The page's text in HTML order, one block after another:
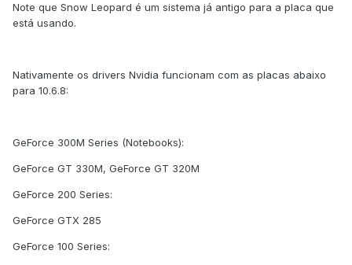
Note que Snow Leopard é um sistema já antigo para a placa que
está usando.
Nativamente os drivers Nvidia funcionam com as placas abaixo
para 10.6.8:
GeForce 300M Series (Notebooks):
GeForce GT 330M, GeForce GT 320M
GeForce 200 Series:
GeForce GTX 285
GeForce 100 Series: